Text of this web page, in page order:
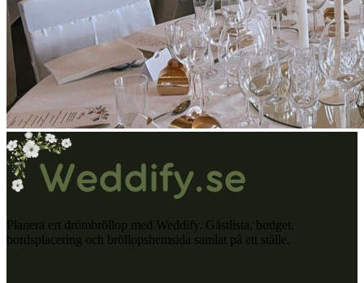
Planera ert drömbröllop med Weddify. Gästlista, budget,
bordsplacering och bröllopshemsida samlat på ett ställe.